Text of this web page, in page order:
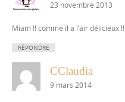
23 novembre 2013
Miam !! comme il a l’air délicieux !!
RÉPONDRE
CClaudia
9 mars 2014